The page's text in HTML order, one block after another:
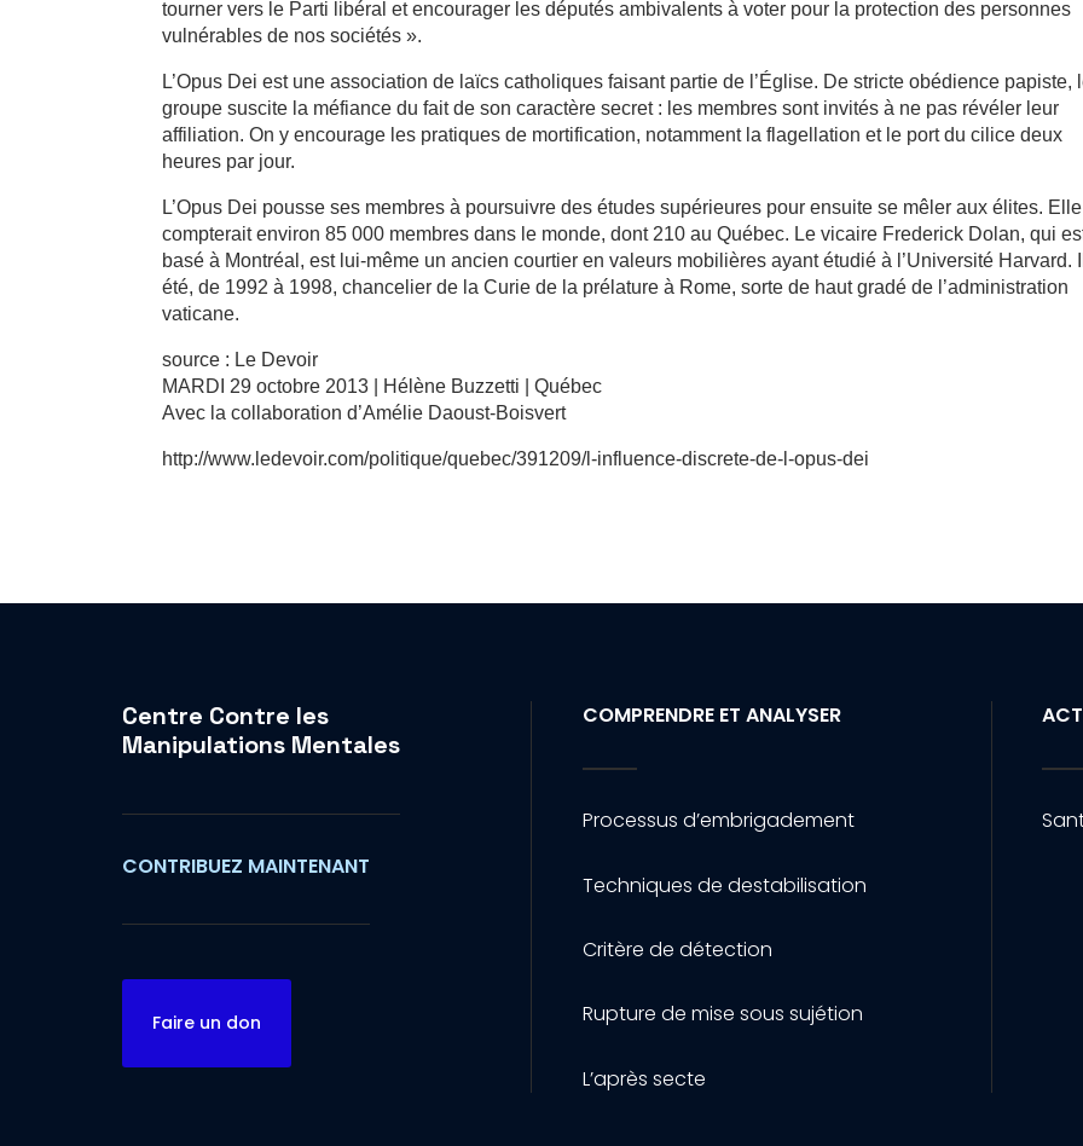
tourner vers le Parti libéral et encourager les députés ambivalents à voter pour la protection des personnes
vulnérables de nos sociétés ».
L’Opus Dei est une association de laïcs catholiques faisant partie de l’Église. De stricte obédience papiste,
groupe suscite la méfiance du fait de son caractère secret : les membres sont invités à ne pas révéler leur
affiliation. On y encourage les pratiques de mortification, notamment la flagellation et le port du cilice deux
heures par jour.
L’Opus Dei pousse ses membres à poursuivre des études supérieures pour ensuite se mêler aux élites. Elle
compterait environ 85 000 membres dans le monde, dont 210 au Québec. Le vicaire Frederick Dolan, qui
basé à Montréal, est lui-même un ancien courtier en valeurs mobilières ayant étudié à l’Université Harvard.
été, de 1992 à 1998, chancelier de la Curie de la prélature à Rome, sorte de haut gradé de l’administration
vaticane.
source : Le Devoir
MARDI 29 octobre 2013 | Hélène Buzzetti | Québec
Avec la collaboration d’Amélie Daoust-Boisvert
http://www.ledevoir.com/politique/quebec/391209/l-influence-discrete-de-l-opus-dei
Centre Contre les
Manipulations Mentales
CONTRIBUEZ MAINTENANT
Faire un don
COMPRENDRE ET ANALYSER
Processus d’embrigadement
Techniques de destabilisation
Critère de détection
Rupture de mise sous sujétion
L’après secte